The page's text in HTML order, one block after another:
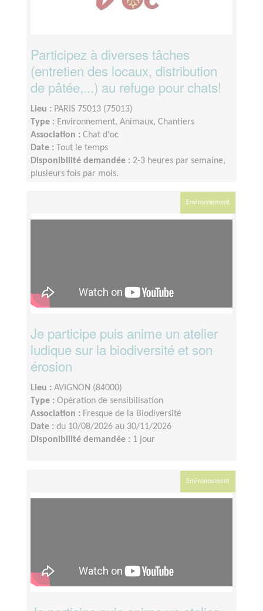
Participez à diverses tâches
(entretien des locaux, distribution
de pâtée,...) au refuge pour chats!
Lieu : PARIS 75013 (75013)
Type : Environnement, Animaux, Chantiers
Association : Chat d'oc
Date :
Tout le temps
Disponibilité demandée : 2-3 heures par semaine,
plusieurs fois par mois.
Environnement
Je participe puis anime un atelier
ludique sur la biodiversité et son
érosion
Lieu : AVIGNON (84000)
Type : Opération de sensibilisation
Association : Fresque de la Biodiversité
Date : du 10/08/2026 au 30/11/2026
Disponibilité demandée : 1 jour
Environnement